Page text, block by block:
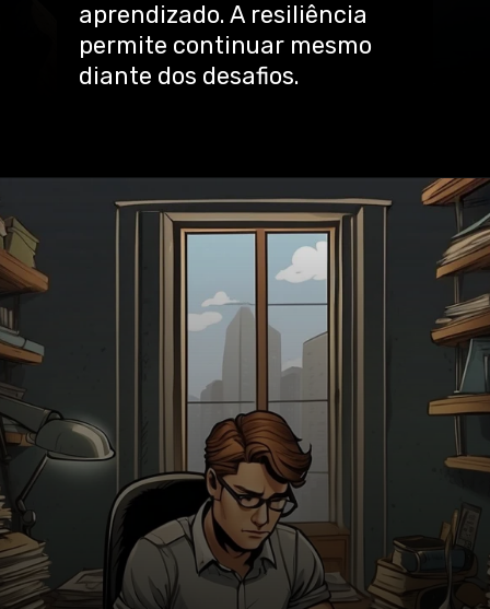
aprendizado. A resiliência
permite continuar mesmo
diante dos desafios.